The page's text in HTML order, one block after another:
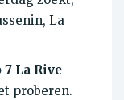
La
7 La Rive
proberen.